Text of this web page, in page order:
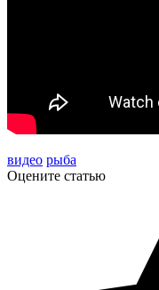
видео рыба
Оцените статью